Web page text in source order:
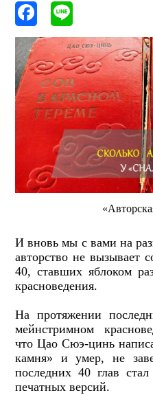
И вновь мы с вами на
авторство не вызывает
40, ставших яблоком
красноведения.
На протяжении
мейнстримном
что Цао Сюэ-цинь
камня» и умер, не
последних 40 глав
печатных версий.